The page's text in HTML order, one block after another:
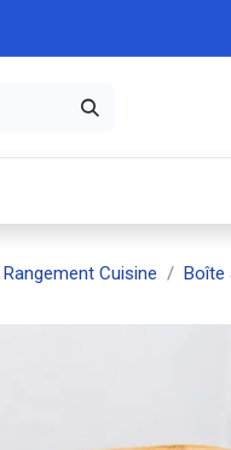
Rangement Cuisine Boîte